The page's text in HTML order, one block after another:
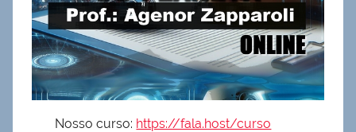
Nosso curso: https://fala.host/curso